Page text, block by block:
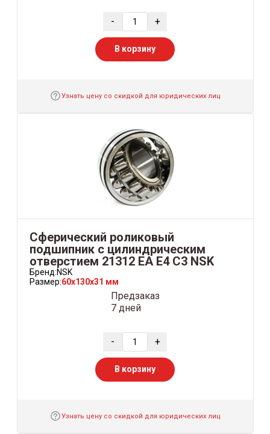
- +
В корзину
Узнать цену со скидкой для юридических лиц
Сферический роликовый
подшипник с цилиндрическим
отверстием 21312 EA E4 C3 NSK
Бренд:NSK
Размер:60x130x31 мм
Предзаказ
7 дней
- +
В корзину
Узнать цену со скидкой для юридических лиц